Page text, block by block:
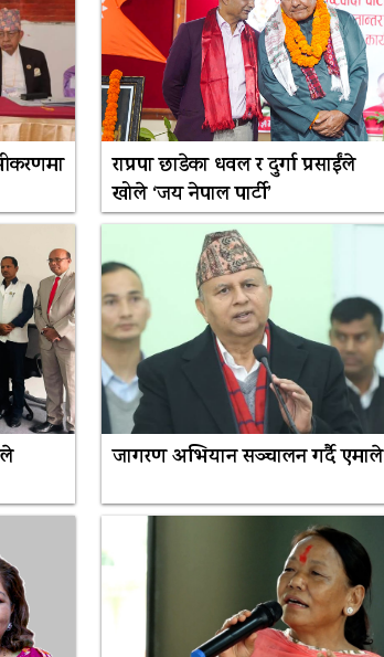
राप्रपा छाडेका धवल र दुर्गा प्रसाईंले
खोले ‘जय नेपाल पार्टी’
जागरण अभियान सञ्चालन गर्दै एमाले